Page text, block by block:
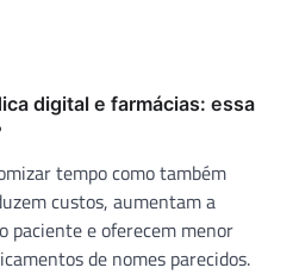
digital e farmácias: essa
tempo como também
custos, aumentam a
paciente e oferecem menor
de nomes parecidos.